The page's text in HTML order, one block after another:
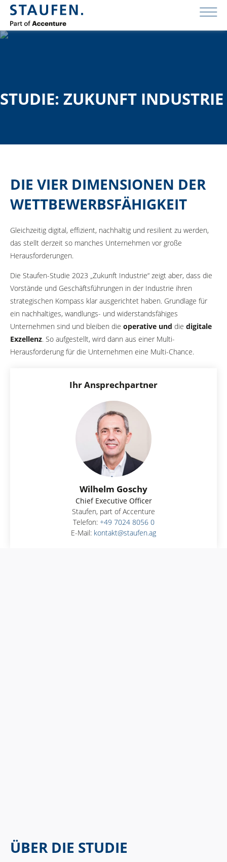
STUDIE: ZUKUNFT INDUSTRIE
DIE VIER DIMENSIONEN DER
WETTBEWERBSFÄHIGKEIT
Gleichzeitig digital, effizient, nachhaltig und resilient zu werden,
das stellt derzeit so manches Unternehmen vor große
Herausforderungen.
Die Staufen-Studie 2023 „Zukunft Industrie“ zeigt aber, dass die
Vorstände und Geschäftsführungen in der Industrie ihren
strategischen Kompass klar ausgerichtet haben. Grundlage für
ein nachhaltiges, wandlungs- und widerstandsfähiges
Unternehmen sind und bleiben die operative und die digitale
Exzellenz. So aufgestellt, wird dann aus einer Multi-
Herausforderung für die Unternehmen eine Multi-Chance.
Ihr Ansprechpartner
Wilhelm Goschy
Chief Executive Officer
Staufen, part of Accenture
Telefon: +49 7024 8056 0
E-Mail: kontakt@staufen.ag
ÜBER DIE STUDIE